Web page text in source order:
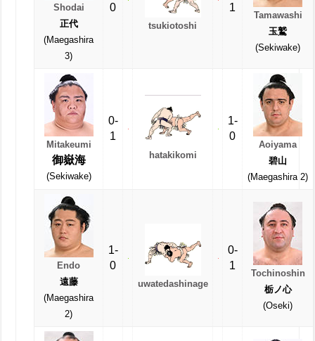
Shodai
正代
(Maegashira
3)
0
tsukiotoshi
1
Tamawashi
玉鷲
(Sekiwake)
Mitakeumi
御嶽海
(Sekiwake)
0-
1
hatakikomi
1-
0
Aoiyama
碧山
(Maegashira 2)
Endo
遠藤
(Maegashira
2)
1-
0
uwatedashinage
0-
1
Tochinoshin
栃ノ心
(Oseki)